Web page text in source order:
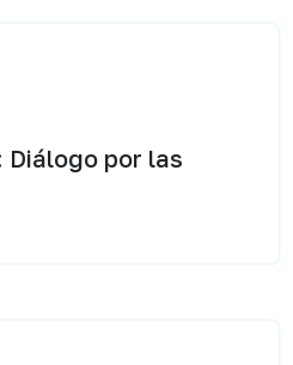
Diálogo por las